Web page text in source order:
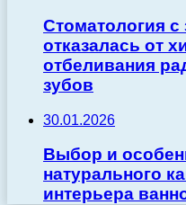
Стоматология с
отказалась от
отбеливания
зубов
30.01.2026
Выбор и
натурального
интерьера